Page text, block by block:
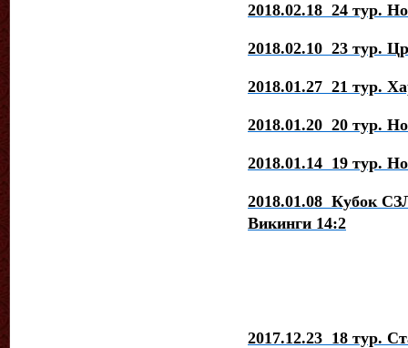
2018.02.18 24 тур.
2018.02.10 23 тур.
2018.01.27 21 тур.
2018.01.20 20 тур.
2018.01.14 19 тур.
2018.01.08 Кубок
Викинги 14:2
2017.12.23 18 тур.